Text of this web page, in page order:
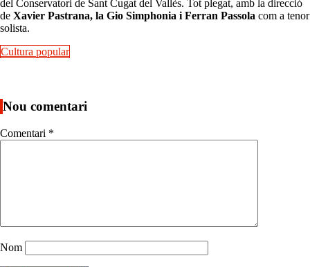
del Conservatori de Sant Cugat del Vallès. Tot plegat, amb la direcció
de Xavier Pastrana, la Gio Simphonia i Ferran Passola com a tenor
solista.
Cultura popular
Nou comentari
Comentari *
Nom